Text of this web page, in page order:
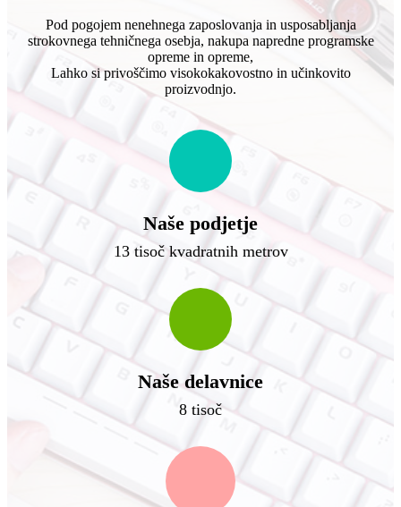
Pod pogojem nenehnega zaposlovanja in usposabljanja
strokovnega tehničnega osebja, nakupa napredne programske
opreme in opreme,
Lahko si privoščimo visokokakovostno in učinkovito
proizvodnjo.
Naše podjetje
13 tisoč kvadratnih metrov
Naše delavnice
8 tisoč